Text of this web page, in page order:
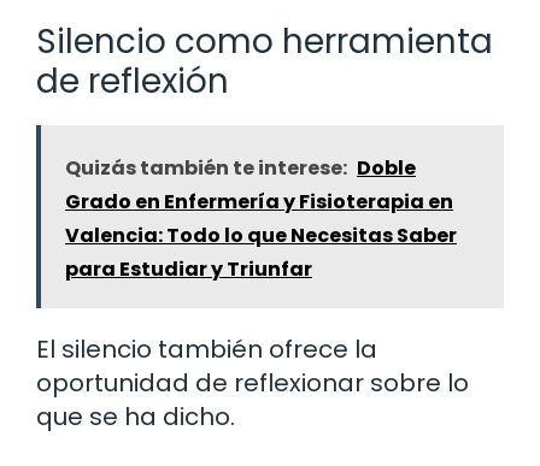
Silencio como herramienta
de reflexión
Quizás también te interese: Doble
Grado en Enfermería y Fisioterapia en
Valencia: Todo lo que Necesitas Saber
para Estudiar y Triunfar
El silencio también ofrece la
oportunidad de reflexionar sobre lo
que se ha dicho.